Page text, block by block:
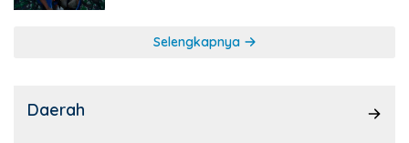
Selengkapnya
Daerah